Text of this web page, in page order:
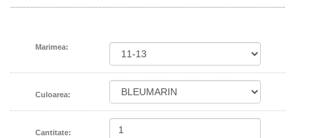
Marimea:
Culoarea:
Cantitate: